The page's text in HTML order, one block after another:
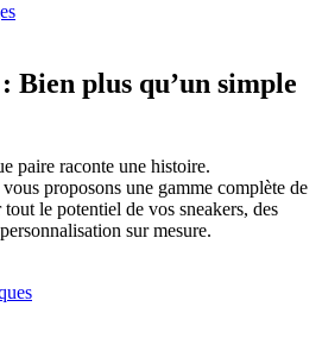
Bien plus qu’un simple
paire raconte une histoire.
proposons une gamme complète de
le potentiel de vos sneakers, des
sur mesure.